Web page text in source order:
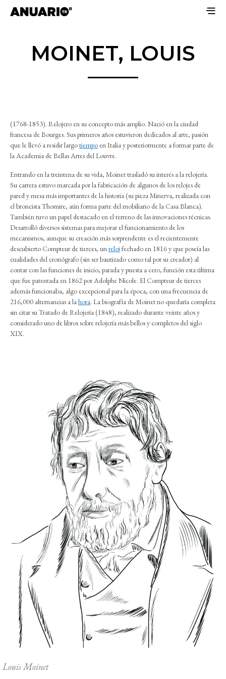
MOINET, LOUIS
(1768-1853). Relojero en su concepto más amplio. Nació en la ciudad
francesa de Bourges. Sus primeros años estuvieron dedicados al arte, pasión
que le llevó a residir largotiempo en Italia y posteriormente a formar parte de
la Academia de Bellas Artes del Louvre.
Entrando en la treintena de su vida, Moinet trasladó su interés a la relojería.
Su carrera estuvo marcada por la fabricación de algunos de los relojes de
pared y mesa más importantes de la historia (su pieza Minerva, realizada con
el broncista Thomire, aún forma parte del mobiliario de la Casa Blanca).
También tuvo un papel destacado en el terreno de las innovaciones técnicas.
Desarrolló diversos sistemas para mejorar el funcionamiento de los
mecanismos, aunque su creación más sorprendente es el recientemente
descubierto Compteur de tierces, unreloj fechado en 1816 y que poseía las
cualidades del cronógrafo (sin ser bautizado como tal por su creador) al
contar con las funciones de inicio, parada y puesta a cero, función esta última
que fue patentada en 1862 por Adolphe Nicole. El Compteur de tierces
además funcionaba, algo excepcional para la época, con una frecuencia de
216,000 alternancias a lahora. La biografía de Moinet no quedaría completa
sin citar su Tratado de Relojería (1848), realizado durante veinte años y
considerado uno de libros sobre relojería más bellos y completos del siglo
XIX.
Louis Moinet